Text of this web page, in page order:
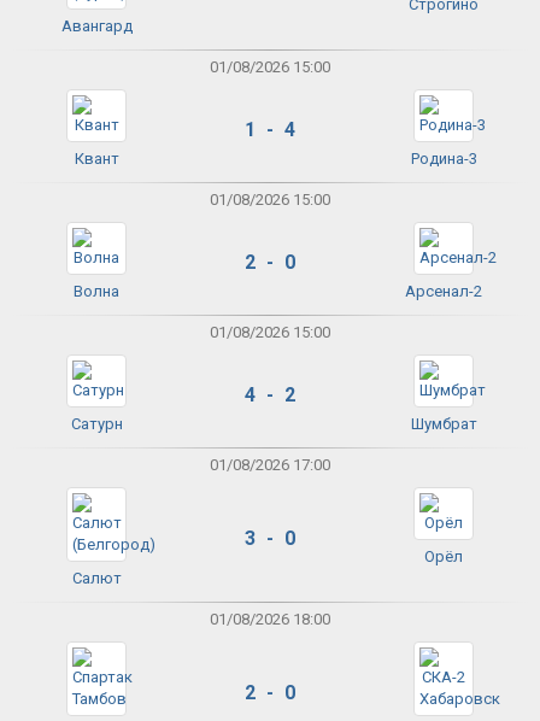
Авангард
Строгино
01/08/2026 15:00
Квант
1 - 4
Родина-3
01/08/2026 15:00
Волна
2 - 0
Арсенал-2
01/08/2026 15:00
Сатурн
4 - 2
Шумбрат
01/08/2026 17:00
Салют
3 - 0
Орёл
01/08/2026 18:00
2 - 0